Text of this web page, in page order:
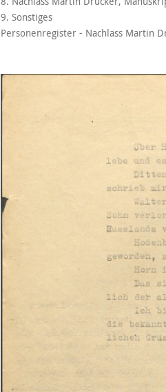
9. Sonstiges
Personenregister - Nachlass Martin